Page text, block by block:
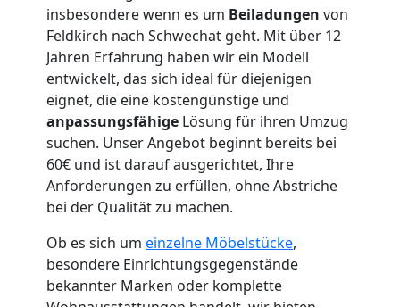
insbesondere wenn es um Beiladungen von
Feldkirch nach Schwechat geht. Mit über 12
Jahren Erfahrung haben wir ein Modell
entwickelt, das sich ideal für diejenigen
eignet, die eine kostengünstige und
anpassungsfähige Lösung für ihren Umzug
suchen. Unser Angebot beginnt bereits bei
60€ und ist darauf ausgerichtet, Ihre
Anforderungen zu erfüllen, ohne Abstriche
bei der Qualität zu machen.
Ob es sich um einzelne Möbelstücke,
besondere Einrichtungsgegenstände
bekannter Marken oder komplette
Möbeltaxi
Feldkirch
Kleintransport
Feldkirch
Möbelmontage